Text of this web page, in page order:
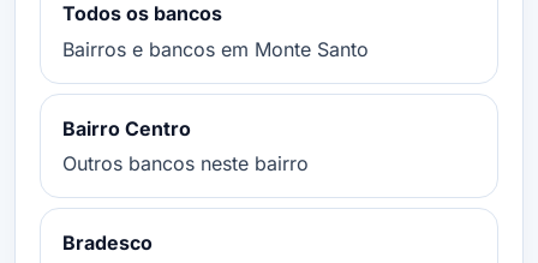
Todos os bancos
Bairros e bancos em Monte Santo
Bairro Centro
Outros bancos neste bairro
Bradesco